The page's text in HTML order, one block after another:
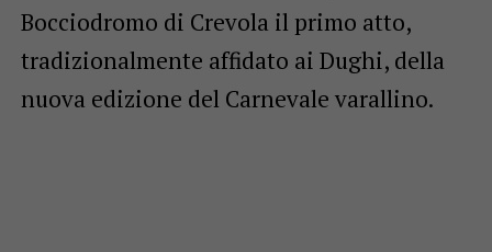
Bocciodromo di Crevola il primo atto,
tradizionalmente affidato ai Dughi, della
nuova edizione del Carnevale varallino.